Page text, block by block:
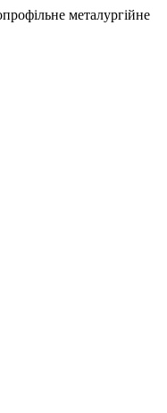
металургійне